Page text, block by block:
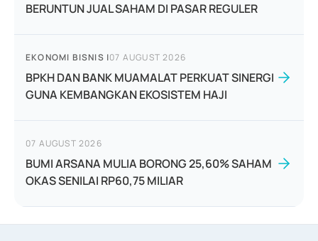
BERUNTUN JUAL SAHAM DI PASAR REGULER
EKONOMI BISNIS |07 AUGUST 2026
BPKH DAN BANK MUAMALAT PERKUAT SINERGI
GUNA KEMBANGKAN EKOSISTEM HAJI
07 AUGUST 2026
BUMI ARSANA MULIA BORONG 25,60% SAHAM
OKAS SENILAI RP60,75 MILIAR